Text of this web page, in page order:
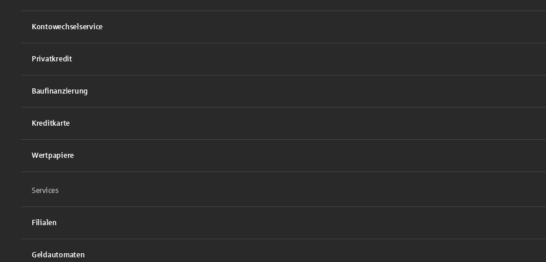
Kontowechselservice
Privatkredit
Baufinanzierung
Kreditkarte
Wertpapiere
Services
Filialen
Geldautomaten